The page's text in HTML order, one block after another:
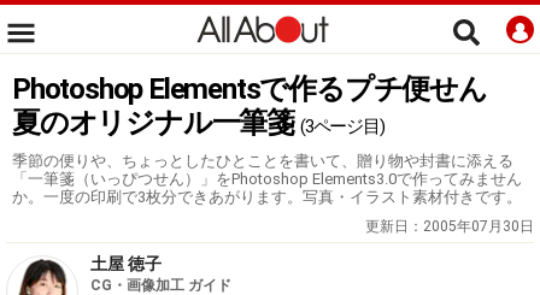
Photoshop Elementsで作るプチ便せん
夏のオリジナル一筆箋 (3ページ目)
季節の便りや、ちょっとしたひとことを書いて、贈り物や封書に添える
「一筆箋（いっぴつせん）」をPhotoshop Elements3.0で作ってみません
か。一度の印刷で3枚分できあがります。写真・イラスト素材付きです。
更新日： 2005年07月30日
土屋 徳子
CG・画像加工 ガイド